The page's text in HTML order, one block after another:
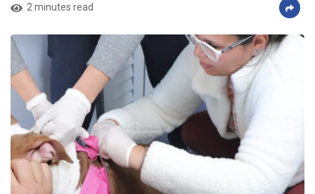
2 minutes read